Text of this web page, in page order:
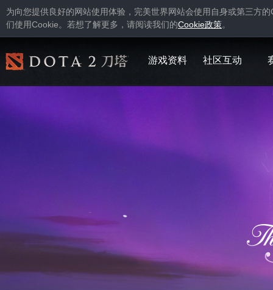
为向您提供良好的网站使用体验，完美世界网站会使用自身或第三方的
们使用Cookie。若想了解更多，请阅读我们的Cookie政策。
游戏资料 社区互动